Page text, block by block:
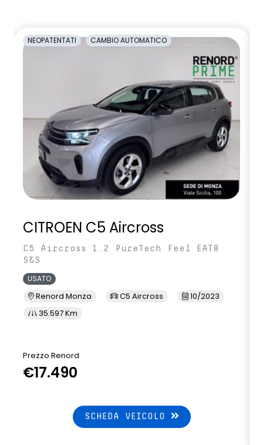
NEOPATENTATI CAMBIO AUTOMATICO
CITROEN C5 Aircross
C5 Aircross 1.2 PureTech Feel EAT8
S&S
USATO
Renord Monza C5 Aircross
10/2023
35.597 Km
Prezzo Renord
€17.490
SCHEDA VEICOLO